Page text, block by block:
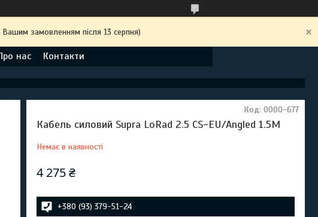
замовленням після 13 серпня)
нас Контакти
Кабель силовий Supra LoRad 2.5 CS-EU/Angled 1.5M
Немає в наявності
Код: 0000-677
4 275 ₴
+380 (93) 379-51-24